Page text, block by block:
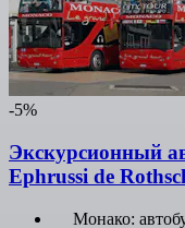
-5%
Экскурсионный
Ephrussi de
Монако: